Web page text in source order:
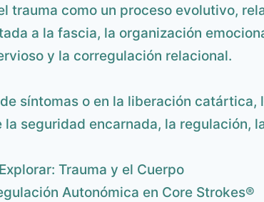
trauma como un proceso evolutivo,
a la fascia, la organización
y la corregulación relacional.
síntomas o en la liberación
seguridad encarnada, la regulación,
Trauma y el Cuerpo
Autonómica en Core Strokes®